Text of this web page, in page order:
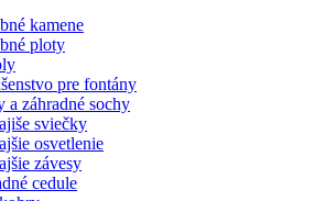
kamene
ploty
pre fontány
a záhradné sochy
sviečky
osvetlenie
závesy
cedule